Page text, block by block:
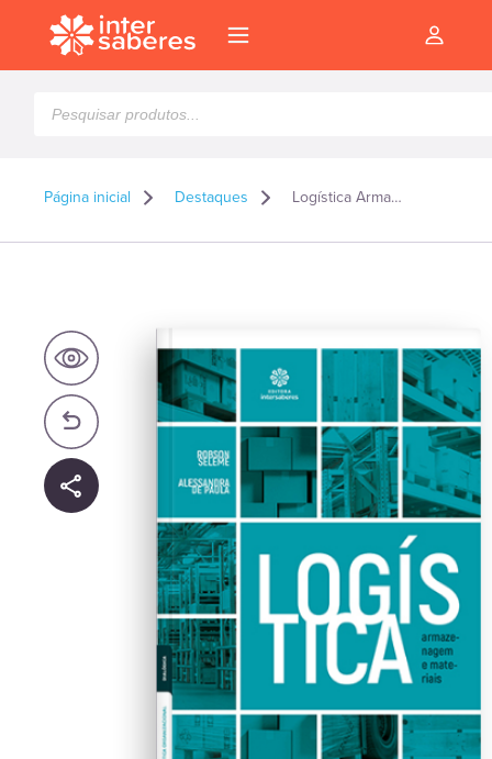
produtos
Página inicial Destaques Logística Armazenagem e materiais